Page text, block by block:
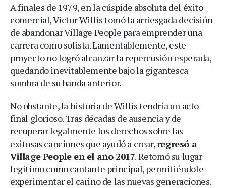
A finales de 1979, en la cúspide absoluta del éxito
comercial, Victor Willis tomó la arriesgada decisión
de abandonar Village People para emprender una
carrera como solista. Lamentablemente, este
proyecto no logró alcanzar la repercusión esperada,
quedando inevitablemente bajo la gigantesca
sombra de su banda anterior.
No obstante, la historia de Willis tendría un acto
final glorioso. Tras décadas de ausencia y de
recuperar legalmente los derechos sobre las
exitosas canciones que ayudó a crear,regresó a
Village People en el año 2017. Retomó su lugar
legítimo como cantante principal, permitiéndole
experimentar el cariño de las nuevas generaciones.